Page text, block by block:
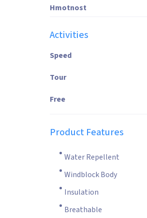
Hmotnost
Activities
Speed
Tour
Free
Product Features
Water Repellent
Windblock Body
Insulation
Breathable